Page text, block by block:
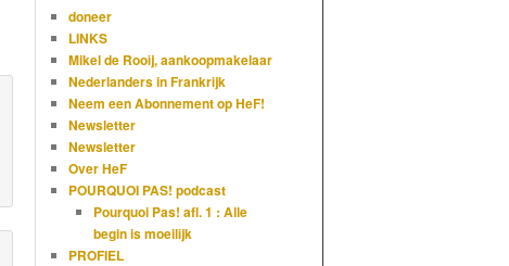
doneer
LINKS
Mikel de Rooij, aankoopmakelaar
Nederlanders in Frankrijk
Neem een Abonnement op HeF!
Newsletter
Newsletter
Over HeF
POURQUOI PAS! podcast
Pourquoi Pas! afl. 1 : Alle
begin is moeilijk
PROFIEL